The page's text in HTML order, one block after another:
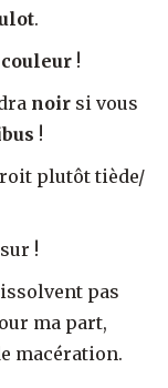
.
couleur !
noir si vous
!
plutôt tiède/
!
pas
ma part,
macération.